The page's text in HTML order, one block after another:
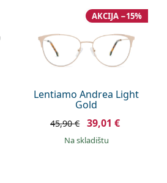
Lentiamo Andrea Light
Gold
AKCIJA −15%
45,90 € 39,01 €
na skladištu